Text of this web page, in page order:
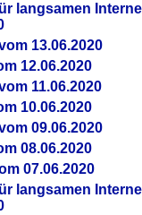
langsamen
13.06.2020
12.06.2020
11.06.2020
10.06.2020
09.06.2020
08.06.2020
07.06.2020
langsamen